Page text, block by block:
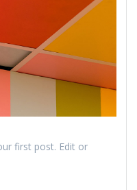
first post. Edit or